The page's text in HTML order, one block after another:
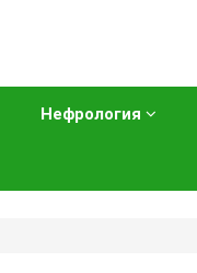
Нефрология